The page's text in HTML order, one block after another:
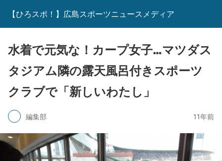
【ひろスポ！】広島スポーツニュースメディア
水着で元気な！カープ女子…マツダス
タジアム隣の露天風呂付きスポーツ
クラブで「新しいわたし」
編集部 11年前